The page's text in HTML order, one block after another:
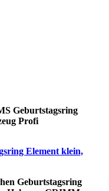
Element klein,
Geburtstagsring